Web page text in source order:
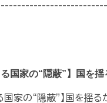
る国家の“隠蔽”】国を
国家の“隠蔽”】国を揺